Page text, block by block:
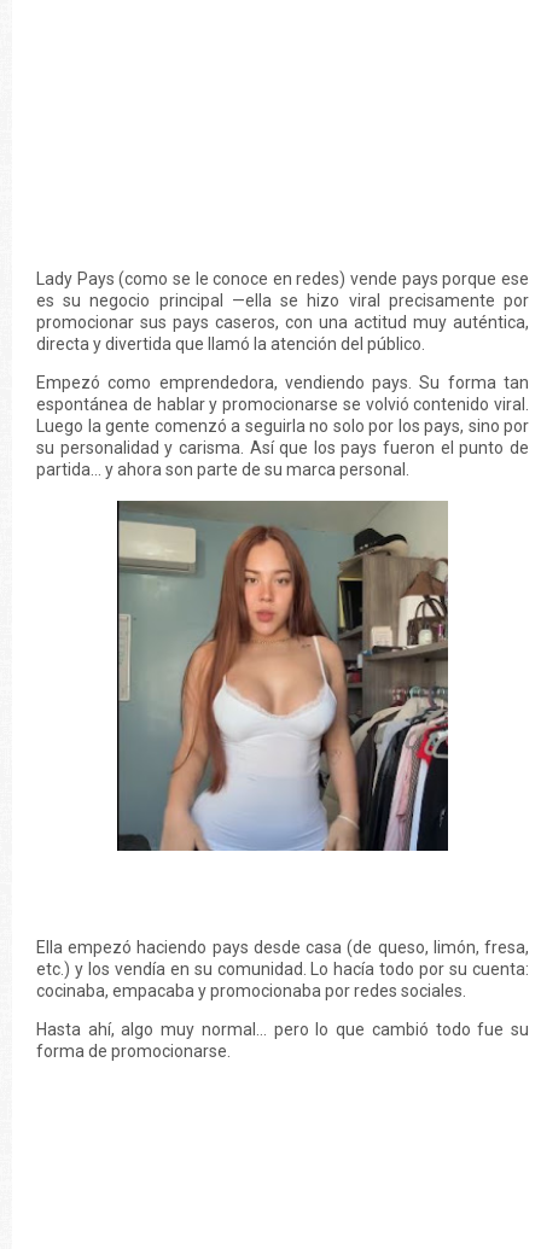
Lady Pays (como se le conoce en redes) vende pays porque ese
es su negocio principal —ella se hizo viral precisamente por
promocionar sus pays caseros, con una actitud muy auténtica,
directa y divertida que llamó la atención del público.
Empezó como emprendedora, vendiendo pays. Su forma tan
espontánea de hablar y promocionarse se volvió contenido viral.
Luego la gente comenzó a seguirla no solo por los pays, sino por
su personalidad y carisma. Así que los pays fueron el punto de
partida… y ahora son parte de su marca personal.
Ella empezó haciendo pays desde casa (de queso, limón, fresa,
etc.) y los vendía en su comunidad. Lo hacía todo por su cuenta:
cocinaba, empacaba y promocionaba por redes sociales.
Hasta ahí, algo muy normal… pero lo que cambió todo fue su
forma de promocionarse.